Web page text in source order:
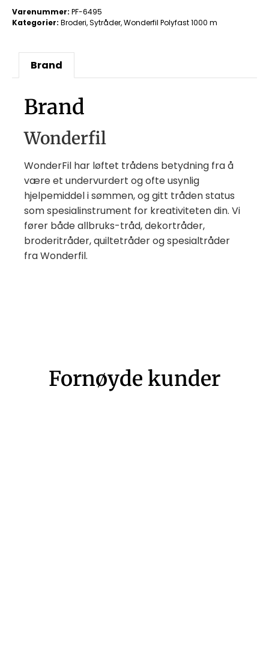
Varenummer: PF-6495
Kategorier: Broderi,Sytråder,Wonderfil Polyfast 1000 m
Brand
Brand
Wonderfil
WonderFil har løftet trådens betydning fra å
være et undervurdert og ofte usynlig
hjelpemiddel i sømmen, og gitt tråden status
som spesialinstrument for kreativiteten din. Vi
fører både allbruks-tråd, dekortråder,
broderitråder, quiltetråder og spesialtråder
fra Wonderfil.
Fornøyde kunder